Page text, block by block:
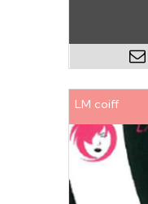
LM coiff